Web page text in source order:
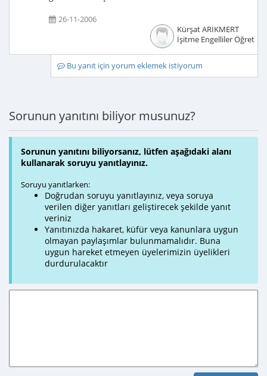
26-11-2006
Kürşat ARIKMERT
İşitme Engelliler
Bu yanıt için yorum eklemek istiyorum
Sorunun yanıtını biliyor musunuz?
Sorunun yanıtını biliyorsanız, lütfen aşağıdaki alanı
kullanarak soruyu yanıtlayınız.
Soruyu yanıtlarken:
Doğrudan soruyu yanıtlayınız, veya soruya
verilen diğer yanıtları geliştirecek şekilde yanıt
veriniz
Yanıtınızda hakaret, küfür veya kanunlara uygun
olmayan paylaşımlar bulunmamalıdır. Buna
uygun hareket etmeyen üyelerimizin üyelikleri
durdurulacaktır